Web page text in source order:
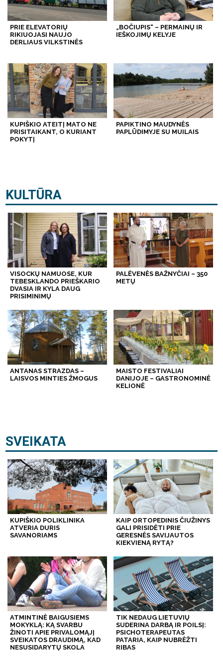
PRIE ELEVATORIŲ
RIKIUOJASI NAUJO
DERLIAUS VILKSTINĖS
„BOČIUPIS“ – PERMAINŲ IR
IEŠKOJIMŲ KELYJE
KUPIŠKIO ATEITĮ MATO NE
PRISITAIKANT, O KURIANT
POKYTĮ
PAPIKTINO MAUDYNĖS
PAPLŪDIMYJE SU MUILAIS
KULTŪRA
VISOCKŲ NAMUOSE, KUR
TEBESKLANDO PRIEŠKARIO
DVASIA IR KYLA DAUG
PRISIMINIMŲ
PALĖVENĖS BAŽNYČIAI – 350
METŲ
ANTANAS STRAZDAS –
LAISVOS MINTIES ŽMOGUS
MAISTO FESTIVALIAI
DANIJOJE – GASTRONOMINĖ
KELIONĖ
SVEIKATA
KUPIŠKIO POLIKLINIKA
ATVERIA DURIS
SAVANORIAMS
KAIP ORTOPEDINIS ČIUŽINYS
GALI PRISIDĖTI PRIE
GERESNĖS SAVIJAUTOS
KIEKVIENĄ RYTĄ?
ATMINTINĖ BAIGUSIEMS
MOKYKLĄ: KĄ SVARBU
ŽINOTI APIE PRIVALOMĄJĮ
SVEIKATOS DRAUDIMĄ, KAD
NESUSIDARYTŲ SKOLA
TIK NEDAUG LIETUVIŲ
SUDERINA DARBĄ IR POILSĮ:
PSICHOTERAPEUTAS
PATARIA, KAIP NUBRĖŽTI
RIBAS